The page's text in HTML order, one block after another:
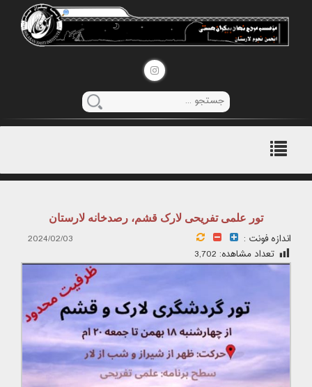
منوی
اصلی
تور علمی تفریحی لارک قشم، رصدخانه لارستان
اندازه فونت :
2024/02/03
تعداد مشاهده: 3,702